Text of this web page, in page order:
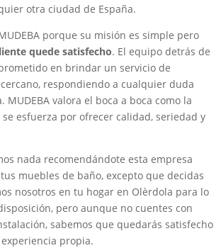
otra ciudad de España.
porque su misión es simple pero
quede satisfecho. El equipo detrás de
en brindar un servicio de
respondiendo a cualquier duda
MUDEBA valora el boca a boca como la
esfuerza por ofrecer calidad, seriedad y
nada recomendándote esta empresa
muebles de baño, excepto que decidas
nosotros en tu hogar en Olèrdola para lo
pero aunque no cuentes con
sabemos que quedarás satisfecho
propia.